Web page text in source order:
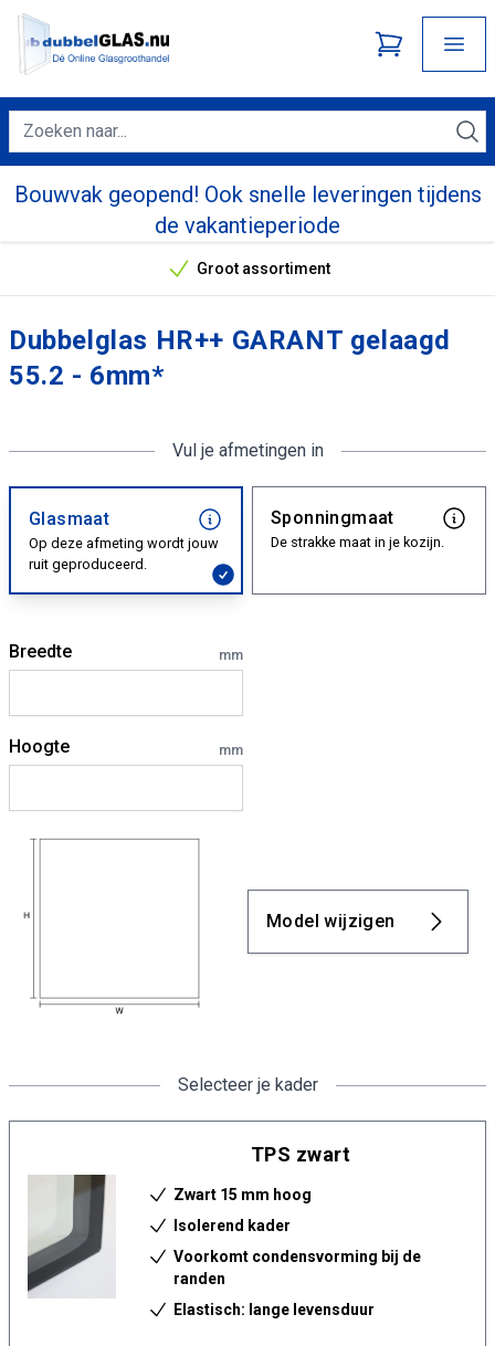
Bouwvak geopend! Ook snelle leveringen tijdens
de vakantieperiode
Onze unieke verkoopargumenten
Groot assortiment
Dubbelglas HR++ GARANT gelaagd
55.2 - 6mm*
Vul je afmetingen in
Glasmaat
Op deze afmeting wordt jouw
ruit geproduceerd.
Sponningmaat
De strakke maat in je kozijn.
Breedte mm
Hoogte mm
Model wijzigen
Selecteer je kader
TPS zwart
Zwart 15 mm hoog
Isolerend kader
Voorkomt condensvorming bij de
randen
Elastisch: lange levensduur